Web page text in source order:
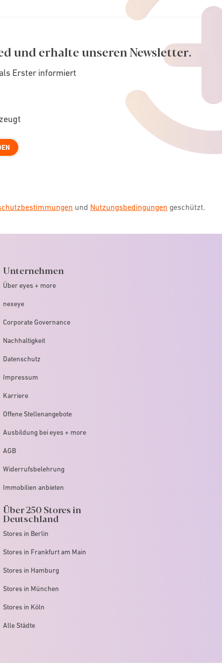
und erhalte unseren Newsletter.
Erster informiert
und Nutzungsbedingungen geschützt.
Unternehmen
Über eyes + more
nexeye
Corporate Governance
Nachhaltigkeit
Datenschutz
Impressum
Karriere
Offene Stellenangebote
Ausbildung bei eyes + more
AGB
Widerrufsbelehrung
Immobilien anbieten
Über 250 Stores in
Deutschland
Stores in Berlin
Stores in Frankfurt am Main
Stores in Hamburg
Stores in München
Stores in Köln
Alle Städte